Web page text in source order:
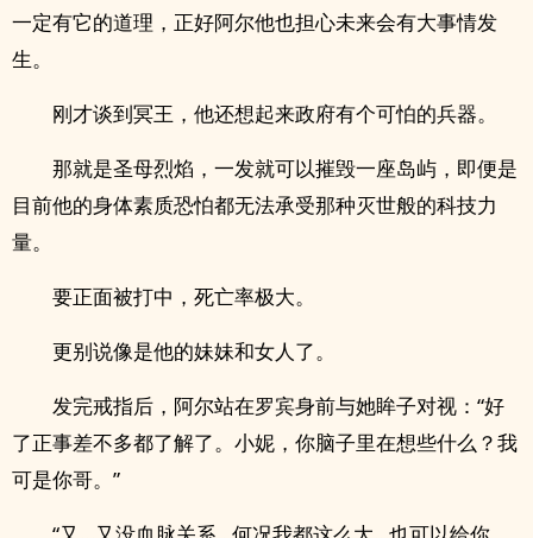
一定有它的道理，正好阿尔他也担心未来会有大事情发
生。
刚才谈到冥王，他还想起来政府有个可怕的兵器。
那就是圣母烈焰，一发就可以摧毁一座岛屿，即便是
目前他的身体素质恐怕都无法承受那种灭世般的科技力
量。
要正面被打中，死亡率极大。
更别说像是他的妹妹和女人了。
发完戒指后，阿尔站在罗宾身前与她眸子对视：“好
了正事差不多都了解了。小妮，你脑子里在想些什么？我
可是你哥。”